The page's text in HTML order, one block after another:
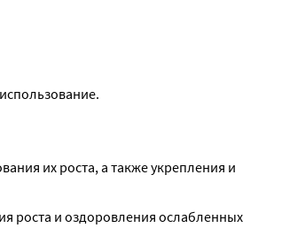
их роста, а также укрепления и
роста и оздоровления ослабленных